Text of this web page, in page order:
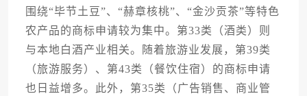
围绕“毕节土豆”、“赫章核桃”、“金沙贡茶”等特色
农产品的商标申请较为集中。第33类（酒类）则
与本地白酒产业相关。随着旅游业发展，第39类
（旅游服务）、第43类（餐饮住宿）的商标申请
也日益增多。此外，第35类（广告销售、商业管